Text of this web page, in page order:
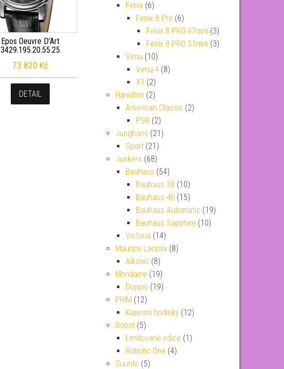
Epos Oeuvre D’Art
3429.195.20.55.25
73 820 Kč
DETAIL
Fenix (6)
Fenix 8 Pro (6)
Fenix 8 PRO 47mm (3)
Fenix 8 PRO 51mm (3)
Venu (10)
Venu 4 (8)
X1 (2)
Hamilton (2)
American Classic (2)
PSR (2)
Junghans (21)
Sport (21)
Junkers (68)
Bauhaus (54)
Bauhaus 38 (10)
Bauhaus 40 (15)
Bauhaus Automatic (19)
Bauhaus Sapphire (10)
Victoria (14)
Maurice Lacroix (8)
Aikonic (8)
Mondaine (19)
Doppio (19)
PRIM (12)
Kapesní hodinky (12)
Robot (5)
Limitované edice (1)
Robotic One (4)
Suunto (5)